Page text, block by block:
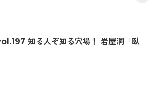
知る人ぞ知る穴場！ 岩屋洞「臥